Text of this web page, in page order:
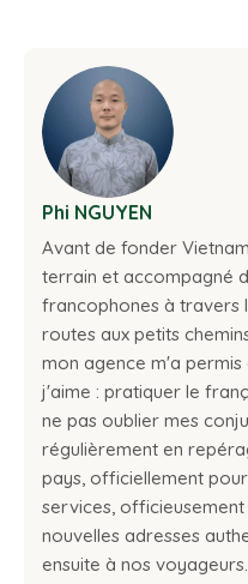
Phi NGUYEN
Avant de fonder
terrain et accompagné
francophones à travers
routes aux petits
mon agence m'a
j'aime : pratiquer le
ne pas oublier mes
régulièrement en
pays, officiellement
services,
nouvelles adresses
ensuite à nos voyageurs.